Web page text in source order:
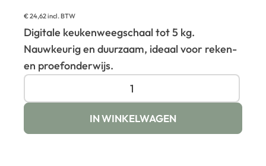
€24,62incl. BTW
Digitale keukenweegschaal tot 5 kg.
Nauwkeurig en duurzaam, ideaal voor reken-
en proefonderwijs.
IN WINKELWAGEN